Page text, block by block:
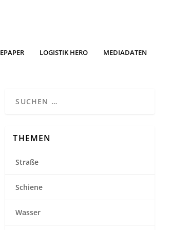
EPAPER LOGISTIK HERO MEDIADATEN
THEMEN
Straße
Schiene
Wasser